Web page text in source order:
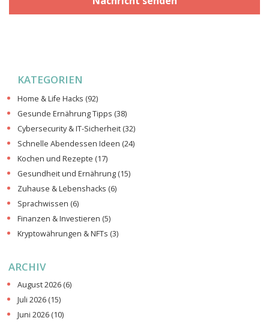
KATEGORIEN
Home & Life Hacks (92)
Gesunde Ernährung Tipps (38)
Cybersecurity & IT-Sicherheit (32)
Schnelle Abendessen Ideen (24)
Kochen und Rezepte (17)
Gesundheit und Ernährung (15)
Zuhause & Lebenshacks (6)
Sprachwissen (6)
Finanzen & Investieren (5)
Kryptowährungen & NFTs (3)
ARCHIV
August 2026 (6)
Juli 2026 (15)
Juni 2026 (10)